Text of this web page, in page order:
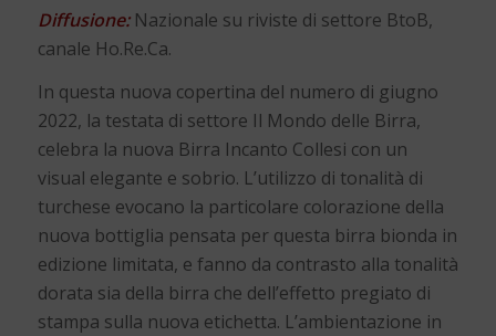
Diffusione:Nazionale su riviste di settore BtoB,
canale Ho.Re.Ca.
In questa nuova copertina del numero di giugno
2022, la testata di settore Il Mondo delle Birra,
celebra la nuova Birra Incanto Collesi con un
visual elegante e sobrio. L’utilizzo di tonalità di
turchese evocano la particolare colorazione della
nuova bottiglia pensata per questa birra bionda in
edizione limitata, e fanno da contrasto alla tonalità
dorata sia della birra che dell’effetto pregiato di
stampa sulla nuova etichetta. L’ambientazione in